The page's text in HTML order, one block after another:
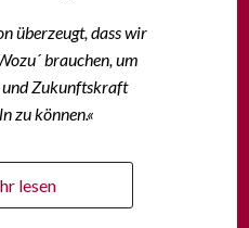
überzeugt, dass wir
brauchen, um
und Zukunftskraft
zu können.«
lesen